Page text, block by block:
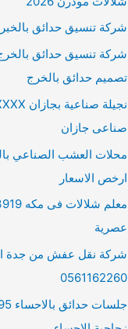
شركة تنسيق حدائق بالخبر 0573661499
تصميم حدائق بالخرج
صناعى جازان
ارخص الاسعار
عصرية
شركة نقل عفش من جدة
0561162260